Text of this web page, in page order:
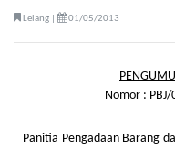
Lelang | 01/05/2013
Nomor :
Panitia Pengadaan Barang